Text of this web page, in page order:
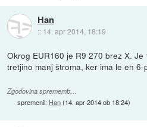
Han
:: 14. apr 2014, 18:19
Okrog EUR160 je R9 270 brez X.
tretjino manj štroma, ker ima le en 6-
Zgodovina sprememb…
spremenil: Han(14. apr 2014 ob 18:24)